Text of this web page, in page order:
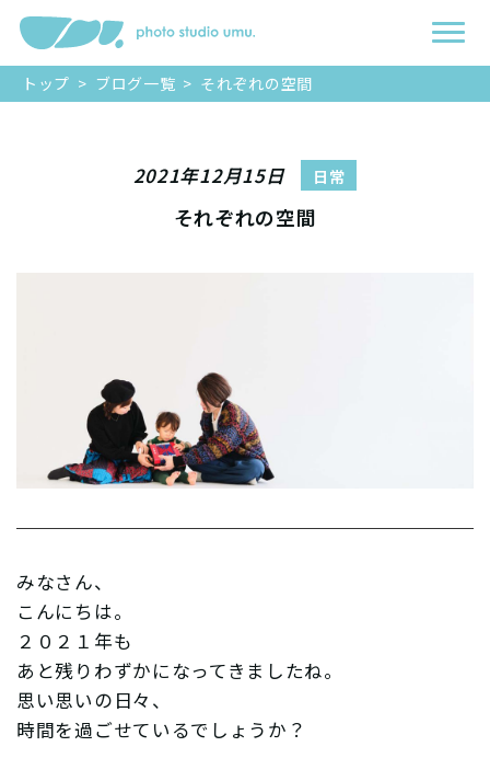
トップ > ブログ一覧 > それぞれの空間
2021年12月15日 日常
それぞれの空間
みなさん、
こんにちは。
２０２１年も
あと残りわずかになってきましたね。
思い思いの日々、
時間を過ごせているでしょうか？